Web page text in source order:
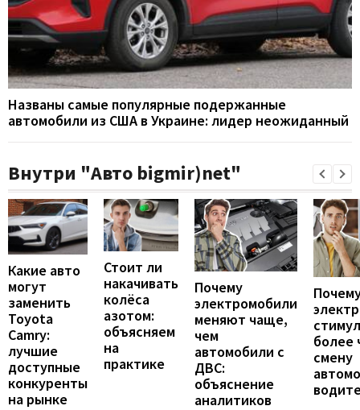
Названы самые популярные подержанные
автомобили из США в Украине: лидер неожиданный
Внутри "Авто bigmir)net"
Какие авто
могут
заменить
Toyota
Camry:
лучшие
доступные
конкуренты
на рынке
Стоит ли
накачивать
колёса
азотом:
объясняем
на
практике
Почему
электромобили
меняют чаще,
чем
автомобили с
ДВС:
объяснение
аналитиков
более
смену